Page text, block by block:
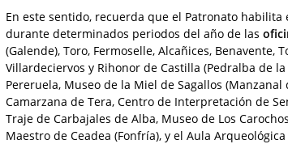
En este sentido, recuerda que el Patronato
durante determinados periodos del año de las
(Galende), Toro, Fermoselle, Alcañices, Benavente,
Villardeciervos y Rihonor de Castilla (Pedralba de
Pereruela, Museo de la Miel de Sagallos
Camarzana de Tera, Centro de Interpretación de
Traje de Carbajales de Alba, Museo de Los
Maestro de Ceadea (Fonfría), y el Aula